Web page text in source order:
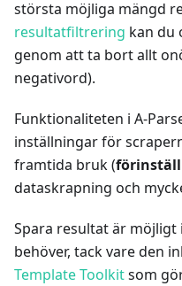
största möjliga mängd
resultatfiltrering kan du
genom att ta bort allt
negativord).
Funktionaliteten i A-
inställningar för
framtida bruk (
dataskrapning och
Spara resultat är
behöver, tack vare den
Template Toolkitsom